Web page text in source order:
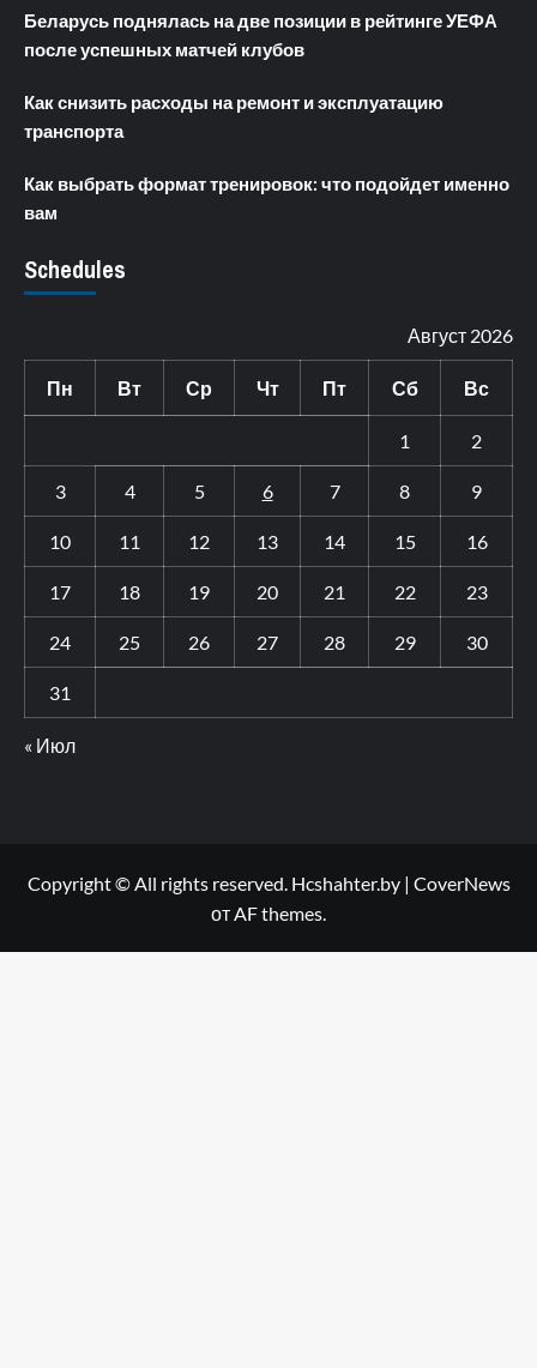
Беларусь поднялась на две позиции в рейтинге УЕФА
после успешных матчей клубов
Как снизить расходы на ремонт и эксплуатацию
транспорта
Как выбрать формат тренировок: что подойдет именно
вам
Schedules
Август 2026
Пн Вт Ср Чт Пт Сб Вс
1 2
3 4 5 6 7 8 9
10 11 12 13 14 15 16
17 18 19 20 21 22 23
24 25 26 27 28 29 30
31
« Июл
Copyright © All rights reserved. Hcshahter.by | CoverNews
от AF themes.